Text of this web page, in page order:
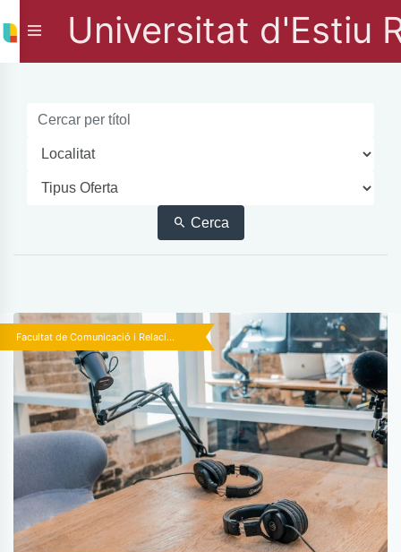
Universitat d'Estiu
Cerca
Facultat de Comunicació i Relaci...